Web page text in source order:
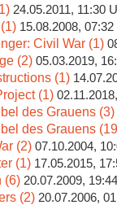
24.05.2011, 11:30
15.08.2008, 07:32
Civil War (1)
(2) 05.03.2019,
(1)
(1)
des Grauens (3)
des Grauens
(2) 07.10.2004,
(1) 17.05.2015,
(6) 20.07.2009,
(2) 20.07.2006,